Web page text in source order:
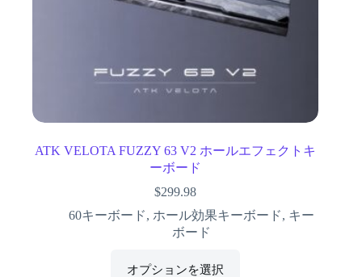
ATK VELOTA FUZZY 63 V2 ホールエフェクトキ
ーボード
$299.98
60キーボード,ホール効果キーボード, キー
ボード
オプションを選択